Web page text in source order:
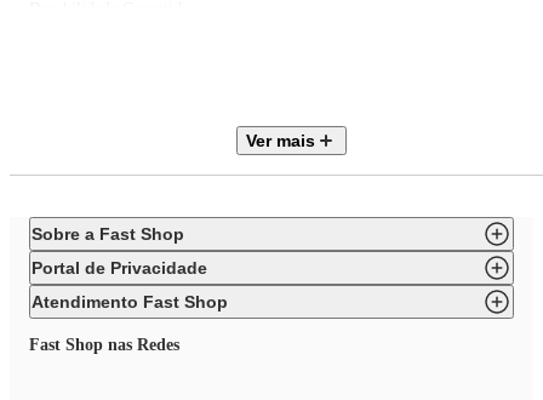
Profundidade interna do assento: 38 cm
Descrição Técnica Da Mesa Bistro Eiffel:
Altura Total: 106cm
Diametro: 60cm
Ver mais
Sobre a Fast Shop
Portal de Privacidade
Atendimento Fast Shop
Fast Shop nas Redes